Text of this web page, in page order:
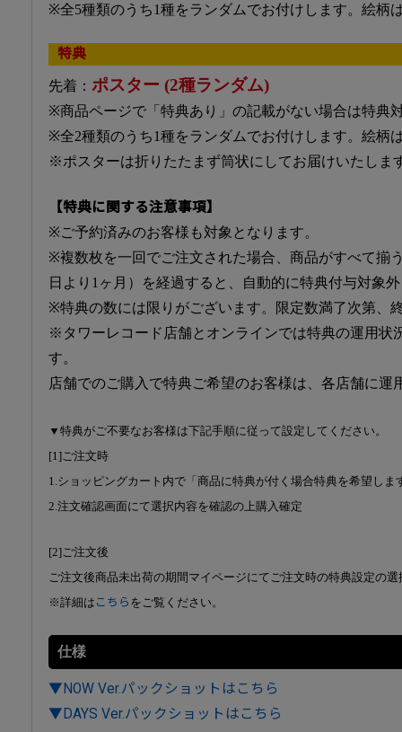
※全5種類のうち1種をランダムでお付けします。絵柄
特典
先着： ポスター (2種ランダム)
※商品ページで「特典あり」の記載がない場合は特典
※全2種類のうち1種をランダムでお付けします。絵柄
※ポスターは折りたたまず筒状にしてお届けいたしま
【特典に関する注意事項】
※ご予約済みのお客様も対象となります。
※複数枚を一回でご注文された場合、商品がすべて揃
日より1ヶ月）を経過すると、自動的に特典付与対象
※特典の数には限りがございます。限定数満了次第、
※タワーレコード店舗とオンラインでは特典の運用状
す。
店舗でのご購入で特典ご希望のお客様は、各店舗に運
▼特典がご不要なお客様は下記手順に従って設定してください。
[1]ご注文時
1.ショッピングカート内で「商品に特典が付く場合特典を希望しま
2.注文確認画面にて選択内容を確認の上購入確定
[2]ご注文後
ご注文後商品未出荷の期間マイページにてご注文時の特典設定の
※詳細は こちら をご覧ください。
仕様
▼NOW Ver.パックショットはこちら
▼DAYS Ver.パックショットはこちら